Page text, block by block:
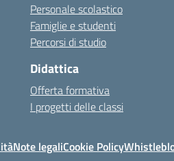
Personale scolastico
Famiglie e studenti
Percorsi di studio
Didattica
Offerta formativa
I progetti delle classi
Note legaliCookie Policy